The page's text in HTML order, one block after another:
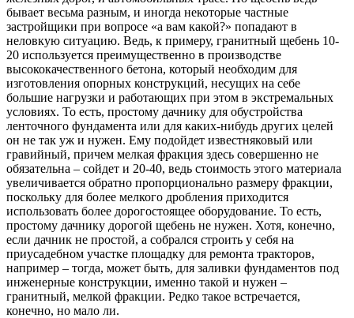
бывает весьма разным, и иногда некоторые частные
застройщики при вопросе «а вам какой?» попадают в
неловкую ситуацию. Ведь, к примеру, гранитный щебень 10-
20 используется преимущественно в производстве
высококачественного бетона, который необходим для
изготовления опорных конструкций, несущих на себе
большие нагрузки и работающих при этом в экстремальных
условиях. То есть, простому дачнику для обустройства
ленточного фундамента или для каких-нибудь других целей
он не так уж и нужен. Ему подойдет известняковый или
гравийный, причем мелкая фракция здесь совершенно не
обязательна – сойдет и 20-40, ведь стоимость этого материала
увеличивается обратно пропорционально размеру фракции,
поскольку для более мелкого дробления приходится
использовать более дорогостоящее оборудование. То есть,
простому дачнику дорогой щебень не нужен. Хотя, конечно,
если дачник не простой, а собрался строить у себя на
приусадебном участке площадку для ремонта тракторов,
например – тогда, может быть, для заливки фундаментов под
инженерные конструкции, именно такой и нужен –
гранитный, мелкой фракции. Редко такое встречается,
конечно, но мало ли.